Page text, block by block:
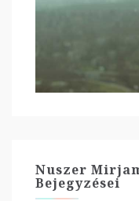
Nuszer
Bejegyzései